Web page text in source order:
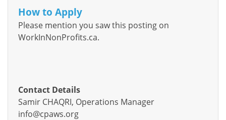
How to Apply
Please mention you saw this posting on
WorkInNonProfits.ca.
Contact Details
Samir CHAQRI, Operations Manager
info@cpaws.org